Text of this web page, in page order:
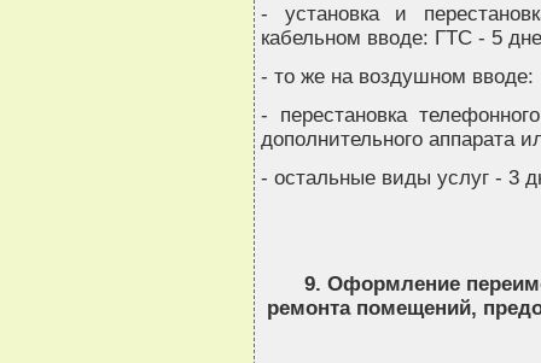
- установка и
кабельном вводе: ГТС - 5
- то же на воздушном
- перестановка
дополнительного аппарата
- остальные виды услуг - 3
9. Оформление
ремонта помещений,